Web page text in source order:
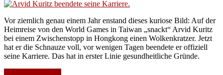
Vor ziemlich genau einem Jahr enstand dieses kuriose Bild: Auf der
Heimreise von den World Games in Taiwan „snackt“ Arvid Kuritz
bei einem Zwischenstopp in Hongkong einen Wolkenkratzer. Jetzt
hat er die Schnauze voll, vor wenigen Tagen beendete er offiziell
seine Karriere. Das hat in erster Linie gesundheitliche Gründe.